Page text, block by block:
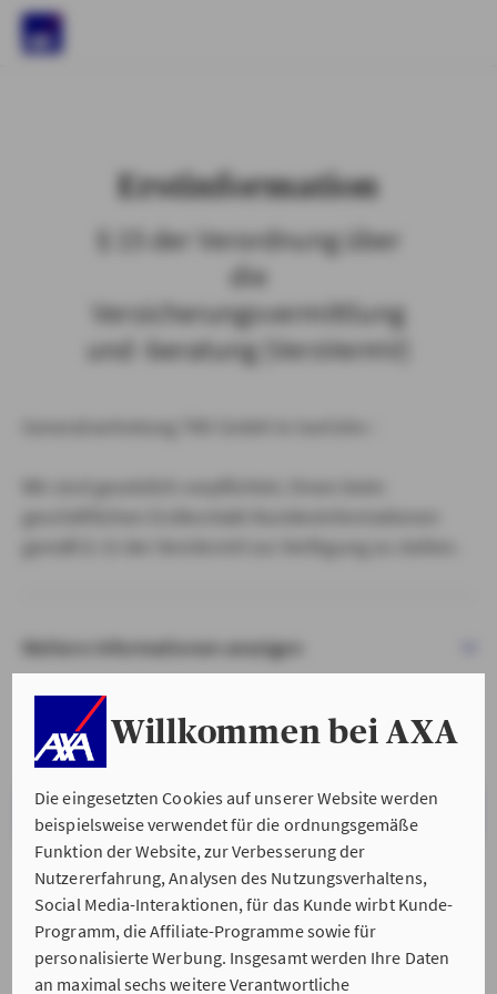
Willkommen bei AXA
Die eingesetzten Cookies auf unserer Website werden
beispielsweise verwendet für die ordnungsgemäße
Funktion der Website, zur Verbesserung der
Nutzererfahrung, Analysen des Nutzungsverhaltens,
Social Media-Interaktionen, für das Kunde wirbt Kunde-
Programm, die Affiliate-Programme sowie für
personalisierte Werbung. Insgesamt werden Ihre Daten
an maximal sechs weitere Verantwortliche
Erstinformation
§ 15 der Verordnung über
die
Versicherungsvermittlung
und -beratung (VersVermV)
Weitere Informationen anzeigen
VERSTANDEN & WEITER